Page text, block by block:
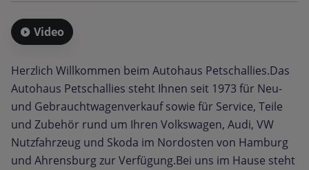
Video
Herzlich Willkommen beim Autohaus Petschallies.Das
Autohaus Petschallies steht Ihnen seit 1973 für Neu-
und Gebrauchtwagenverkauf sowie für Service, Teile
und Zubehör rund um Ihren Volkswagen, Audi, VW
Nutzfahrzeug und Skoda im Nordosten von Hamburg
und Ahrensburg zur Verfügung.Bei uns im Hause steht